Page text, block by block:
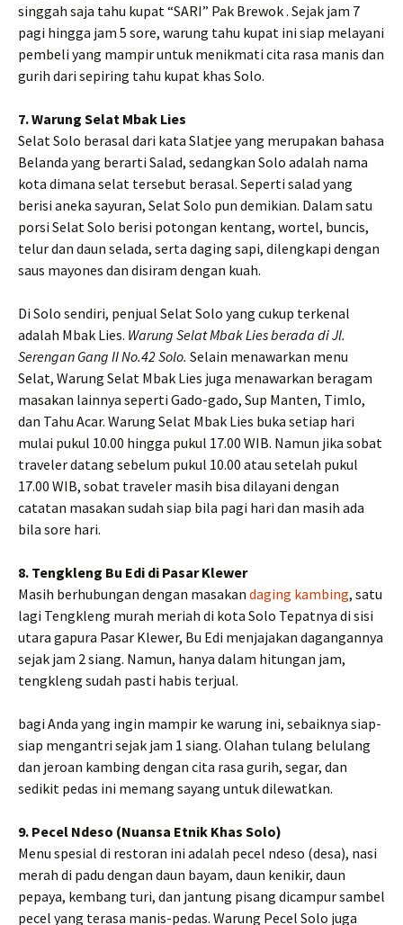
singgah saja tahu kupat “SARI” Pak Brewok . Sejak jam 7
pagi hingga jam 5 sore, warung tahu kupat ini siap melayani
pembeli yang mampir untuk menikmati cita rasa manis dan
gurih dari sepiring tahu kupat khas Solo.
7. Warung Selat Mbak Lies
Selat Solo berasal dari kata Slatjee yang merupakan bahasa
Belanda yang berarti Salad, sedangkan Solo adalah nama
kota dimana selat tersebut berasal. Seperti salad yang
berisi aneka sayuran, Selat Solo pun demikian. Dalam satu
porsi Selat Solo berisi potongan kentang, wortel, buncis,
telur dan daun selada, serta daging sapi, dilengkapi dengan
saus mayones dan disiram dengan kuah.
Di Solo sendiri, penjual Selat Solo yang cukup terkenal
adalah Mbak Lies. Warung Selat Mbak Lies berada di Jl.
Serengan Gang II No.42 Solo. Selain menawarkan menu
Selat, Warung Selat Mbak Lies juga menawarkan beragam
masakan lainnya seperti Gado-gado, Sup Manten, Timlo,
dan Tahu Acar. Warung Selat Mbak Lies buka setiap hari
mulai pukul 10.00 hingga pukul 17.00 WIB. Namun jika sobat
traveler datang sebelum pukul 10.00 atau setelah pukul
17.00 WIB, sobat traveler masih bisa dilayani dengan
catatan masakan sudah siap bila pagi hari dan masih ada
bila sore hari.
8. Tengkleng Bu Edi di Pasar Klewer
Masih berhubungan dengan masakan daging kambing, satu
lagi Tengkleng murah meriah di kota Solo Tepatnya di sisi
utara gapura Pasar Klewer, Bu Edi menjajakan dagangannya
sejak jam 2 siang. Namun, hanya dalam hitungan jam,
tengkleng sudah pasti habis terjual.
bagi Anda yang ingin mampir ke warung ini, sebaiknya siap-
siap mengantri sejak jam 1 siang. Olahan tulang belulang
dan jeroan kambing dengan cita rasa gurih, segar, dan
sedikit pedas ini memang sayang untuk dilewatkan.
9. Pecel Ndeso (Nuansa Etnik Khas Solo)
Menu spesial di restoran ini adalah pecel ndeso (desa), nasi
merah di padu dengan daun bayam, daun kenikir, daun
pepaya, kembang turi, dan jantung pisang dicampur sambel
pecel yang terasa manis-pedas. Warung Pecel Solo juga